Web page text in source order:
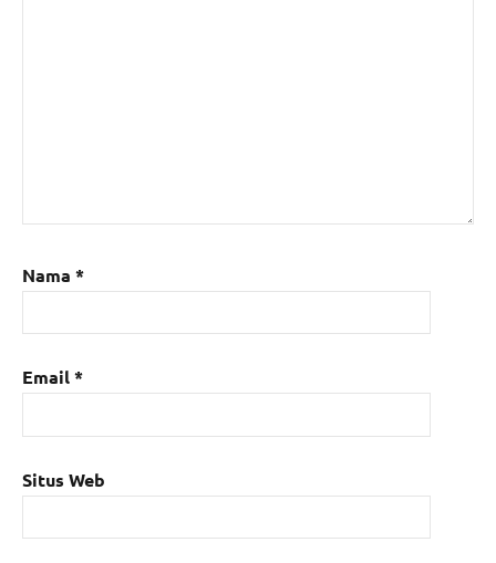
Nama *
Email*
Situs Web